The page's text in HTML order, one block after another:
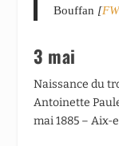
Bouffan [
3 mai
Naissance du
Antoinette
mai 1885 – Aix-